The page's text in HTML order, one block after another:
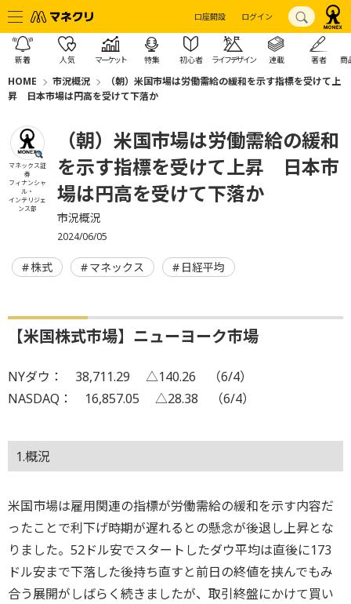
口座開設 ログイン
新着 人気 マーケット 特集 初心者 ライフデザイン 連載 著者 商
HOME 市況概況
（朝）米国市場は労働需給の緩和を示す指標を受けて上
昇 日本市場は円高を受けて下落か
マネックス証
券
フィナンシャ
ル・
インテリジェ
ンス部
（朝）米国市場は労働需給の緩和
を示す指標を受けて上昇 日本市
場は円高を受けて下落か
市況概況
2024/06/05
株式 マネックス 日経平均
【米国株式市場】ニューヨーク市場
NYダウ： 38,711.29 △140.26 （6/4）
NASDAQ： 16,857.05 △28.38 （6/4）
1.概況
米国市場は雇用関連の指標が労働需給の緩和を示す内容だ
ったことで利下げ時期が遅れるとの懸念が後退し上昇とな
りました。52ドル安でスタートしたダウ平均は直後に173
ドル安まで下落した後持ち直すと前日の終値を挟んでもみ
合う展開がしばらく続きましたが、取引終盤にかけて買い